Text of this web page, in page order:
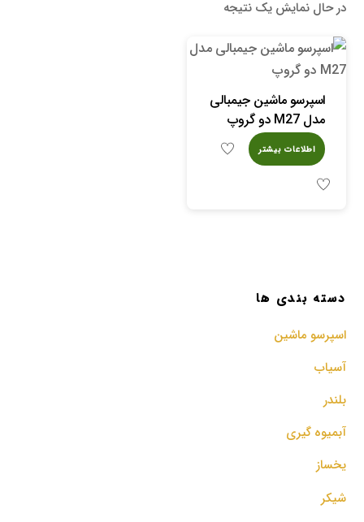
در حال نمایش یک نتیجه
اسپرسو ماشین جیمبالی
مدل M27 دو گروپ
اطلاعات بیشتر
دسته بندی ها
اسپرسو‌ ماشین
آسیاب
بلندر
آبمیوه گیری
یخساز
شیکر